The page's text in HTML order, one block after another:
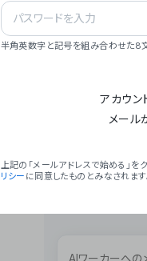
### 会
半角英数字と記号を組み合わせた8
アカウン
メール
上記の「メールアドレスで始める」を
リシー に同意したものとみなされます